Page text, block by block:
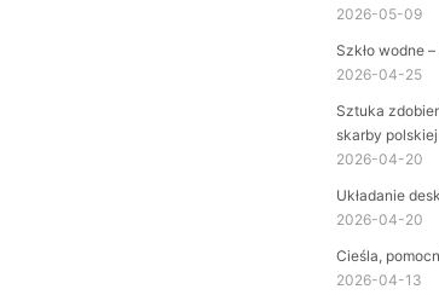
2026-05-09
Szkło wodne
2026-04-25
Sztuka
skarby
2026-04-20
Układanie
2026-04-20
Cieśla,
2026-04-13